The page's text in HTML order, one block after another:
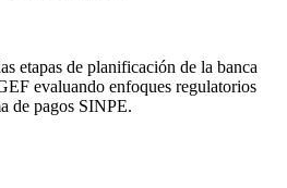
etapas de planificación de la banca
evaluando enfoques regulatorios
de pagos SINPE.